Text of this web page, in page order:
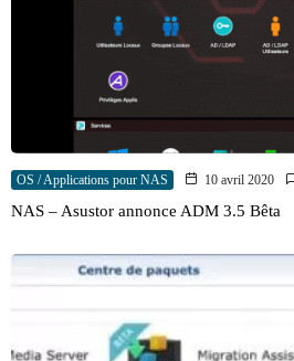
OS / Applications pour NAS 10 avril 2020
NAS – Asustor annonce ADM 3.5 Bêta